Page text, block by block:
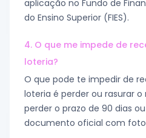
aplicação no Fundo de
do Ensino Superior (FIES).
4. O que me impede de
loteria?
O que pode te impedir de
loteria é perder ou rasurar
perder o prazo de 90 dias
documento oficial com foto